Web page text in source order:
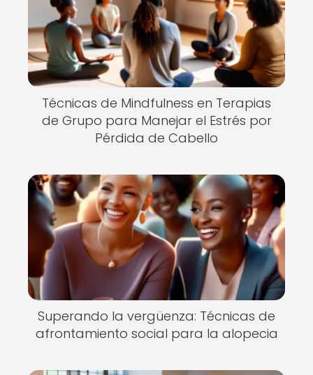
Técnicas de Mindfulness en Terapias
de Grupo para Manejar el Estrés por
Pérdida de Cabello
Superando la vergüenza: Técnicas de
afrontamiento social para la alopecia